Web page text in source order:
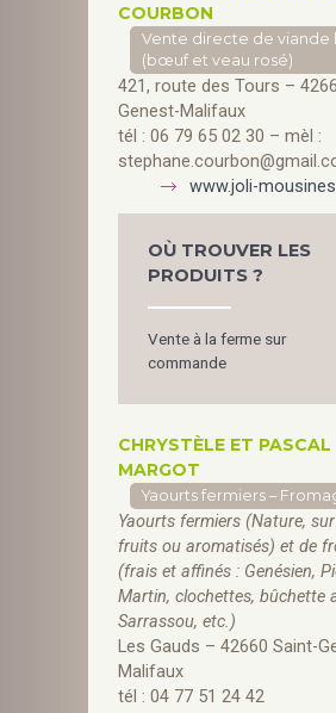
COURBON
Vente directe de viande
(bœuf et veau rosé)
421, route des Tours –
Genest-Malifaux
tél : 06 79 65 02 30 – mèl :
www.joli-
OÙ TROUVER LES
PRODUITS ?
Vente à la ferme sur
commande
CHRYSTÈLE ET PASCAL
MARGOT
Yaourts fermiers –
Yaourts fermiers (Nature,
fruits ou aromatisés) et de
(frais et affinés : Genésien,
Martin, clochettes, bûchette
Sarrassou, etc.)
Les Gauds – 42660 Saint-
Malifaux
tél : 04 77 51 24 42